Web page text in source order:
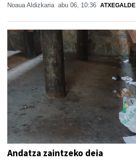
Noaua Aldizkaria abu 06, 10:36 ATXEGALDE
Andatza zaintzeko deia